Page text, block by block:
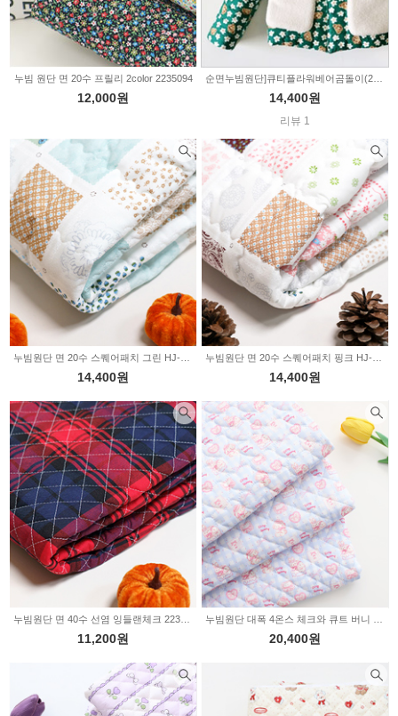
누빔 원단 면 20수 프릴리 2color 2235094
12,000원
순면누빔원단]큐티플라워베어곰돌이(2378)
14,400원
리뷰 1
14,400원 14,400원
11,200원 20,400원